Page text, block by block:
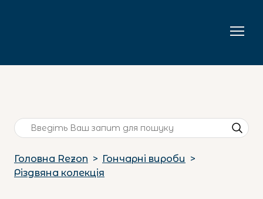
Головна Rezon
Гончарні вироби
Різдвяна колекція